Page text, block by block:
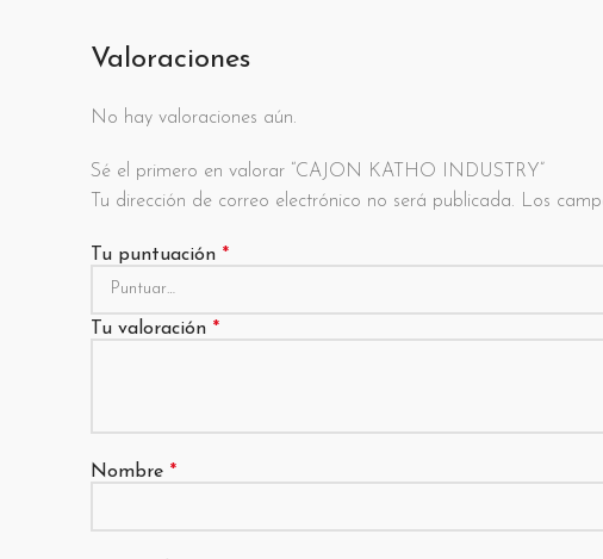
Valoraciones
No hay valoraciones aún.
Sé el primero en valorar “CAJON KATHO INDUSTRY”
Tu dirección de correo electrónico no será publicada. Los
Tu puntuación *
Tu valoración *
Nombre *